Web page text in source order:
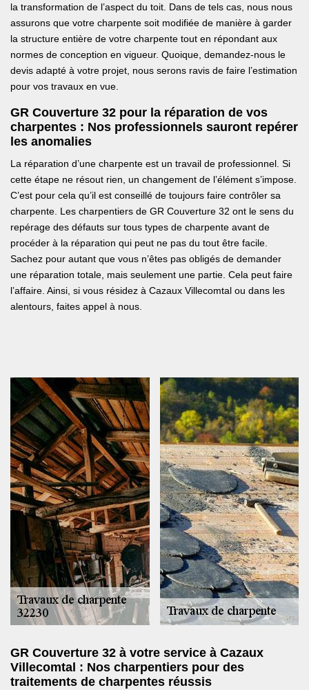
la transformation de l’aspect du toit. Dans de tels cas, nous nous
assurons que votre charpente soit modifiée de manière à garder
la structure entière de votre charpente tout en répondant aux
normes de conception en vigueur. Quoique, demandez-nous le
devis adapté à votre projet, nous serons ravis de faire l’estimation
pour vos travaux en vue.
GR Couverture 32 pour la réparation de vos
charpentes : Nos professionnels sauront repérer
les anomalies
La réparation d’une charpente est un travail de professionnel. Si
cette étape ne résout rien, un changement de l’élément s’impose.
C’est pour cela qu’il est conseillé de toujours faire contrôler sa
charpente. Les charpentiers de GR Couverture 32 ont le sens du
repérage des défauts sur tous types de charpente avant de
procéder à la réparation qui peut ne pas du tout être facile.
Sachez pour autant que vous n’êtes pas obligés de demander
une réparation totale, mais seulement une partie. Cela peut faire
l’affaire. Ainsi, si vous résidez à Cazaux Villecomtal ou dans les
alentours, faites appel à nous.
GR Couverture 32 à votre service à Cazaux
Villecomtal : Nos charpentiers pour des
traitements de charpentes réussis